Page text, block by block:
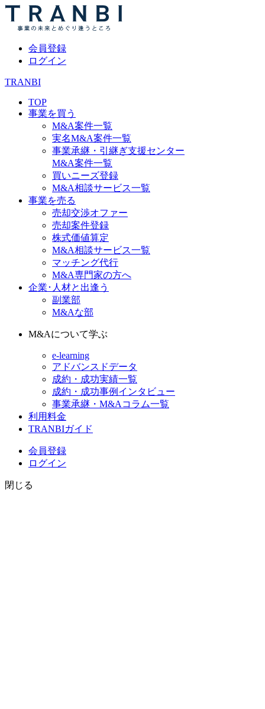
会員登録
ログイン
TRANBI
TOP
事業を買う
M&A案件一覧
実名M&A案件一覧
事業承継・引継ぎ支援センター
M&A案件一覧
買いニーズ登録
M&A相談サービス一覧
事業を売る
売却交渉オファー
売却案件登録
株式価値算定
M&A相談サービス一覧
マッチング代行
M&A専門家の方へ
企業･人材と出逢う
副業部
M&Aな部
M&Aについて学ぶ
e-learning
アドバンスドデータ
成約・成功実績一覧
成約・成功事例インタビュー
事業承継・M&Aコラム一覧
利用料金
TRANBIガイド
会員登録
ログイン
閉じる